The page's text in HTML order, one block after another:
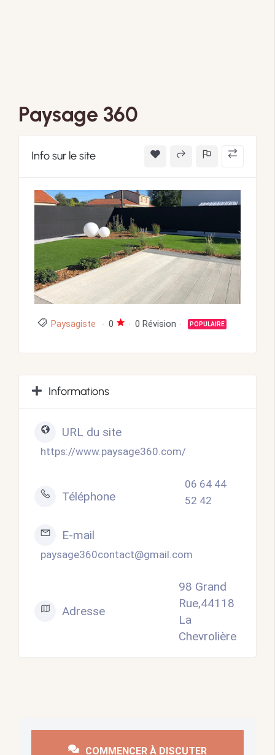
Paysage 360
Info sur le site
Paysagiste 0 0 Révision POPULAIRE
Informations
URL du site
https://www.paysage360.com/
Téléphone
06 64 44
52 42
E-mail
paysage360contact@gmail.com
Adresse
98 Grand
Rue,44118
La
Chevrolière
COMMENCER À DISCUTER